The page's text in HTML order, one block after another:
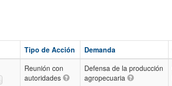
Tipo de Acción Demanda
Reunión con
autoridades
Defensa de la producción
agropecuaria